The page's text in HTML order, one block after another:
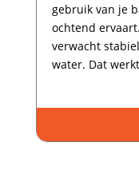
gebruik van je
ochtend
verwacht
water.​ Dat